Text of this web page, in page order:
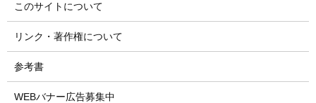
このサイトについて
リンク・著作権について
参考書
WEBバナー広告募集中